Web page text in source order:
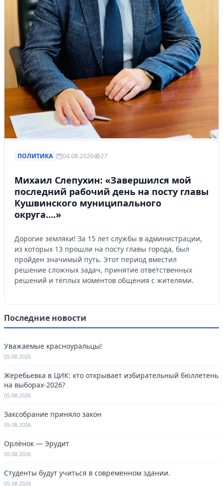
ПОЛИТИКА 04.08.2026 27
Михаил Слепухин: «Завершился мой
последний рабочий день на посту главы
Кушвинского муниципального
округа….»
Дорогие земляки! За 15 лет службы в администрации,
из которых 13 прошли на посту главы города, был
пройден значимый путь. Этот период вместил
решение сложных задач, принятие ответственных
решений и тёплых моментов общения с жителями.
Последние новости
Уважаемые красноуральцы!
05.08.2026
Жеребьевка в ЦИК: кто открывает избирательный бюллетень
на выборах-2026?
05.08.2026
Заксобрание приняло закон
05.08.2026
Орлёнок — Эрудит
05.08.2026
Студенты будут учиться в современном здании.
05.08.2026